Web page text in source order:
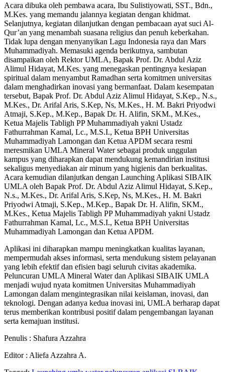
Acara dibuka oleh pembawa acara, Ibu Sulistiyowati, SST., Bdn.,
M.Kes. yang memandu jalannya kegiatan dengan khidmat.
Selanjutnya, kegiatan dilanjutkan dengan pembacaan ayat suci Al-
Qur’an yang menambah suasana religius dan penuh keberkahan.
Tidak lupa dengan menyanyikan Lagu Indonesia raya dan Mars
Muhammadiyah. Memasuki agenda berikutnya, sambutan
disampaikan oleh Rektor UMLA, Bapak Prof. Dr. Abdul Aziz
Alimul Hidayat, M.Kes. yang menegaskan pentingnya kesiapan
spiritual dalam menyambut Ramadhan serta komitmen universitas
dalam menghadirkan inovasi yang bermanfaat. Dalam kesempatan
tersebut, Bapak Prof. Dr. Abdul Aziz Alimul Hidayat, S.Kep., N.s.,
M.Kes., Dr. Arifal Aris, S.Kep, Ns, M.Kes., H. M. Bakri Priyodwi
Atmaji, S.Kep., M.Kep., Bapak Dr. H. Alifin, SKM., M.Kes.,
Ketua Majelis Tabligh PP Muhammadiyah yakni Ustadz
Fathurrahman Kamal, Lc., M.S.I., Ketua BPH Universitas
Muhammadiyah Lamongan dan Ketua APDM secara resmi
meresmikan UMLA Mineral Water sebagai produk unggulan
kampus yang diharapkan dapat mendukung kemandirian institusi
sekaligus menyediakan air minum yang higienis dan berkualitas.
Acara kemudian dilanjutkan dengan Launching Aplikasi SIBAIK
UMLA oleh Bapak Prof. Dr. Abdul Aziz Alimul Hidayat, S.Kep.,
N.s., M.Kes., Dr. Arifal Aris, S.Kep, Ns, M.Kes., H. M. Bakri
Priyodwi Atmaji, S.Kep., M.Kep., Bapak Dr. H. Alifin, SKM.,
M.Kes., Ketua Majelis Tabligh PP Muhammadiyah yakni Ustadz
Fathurrahman Kamal, Lc., M.S.I., Ketua BPH Universitas
Muhammadiyah Lamongan dan Ketua APDM.
Aplikasi ini diharapkan mampu meningkatkan kualitas layanan,
mempermudah akses informasi, serta mendukung sistem pelayanan
yang lebih efektif dan efisien bagi seluruh civitas akademika.
Peluncuran UMLA Mineral Water dan Aplikasi SIBAIK UMLA
menjadi wujud nyata komitmen Universitas Muhammadiyah
Lamongan dalam mengintegrasikan nilai keislaman, inovasi, dan
teknologi. Dengan adanya kedua inovasi ini, UMLA berharap dapat
terus memberikan kontribusi positif dalam pengembangan layanan
serta kemajuan institusi.
Penulis : Shafura Azzahra
Editor : Aliefa Azzahra A.